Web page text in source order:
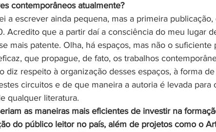
contemporâneos atualmente?
a escrever ainda pequena, mas a primeira
Acredito que a partir daí a consciência do meu lugar
mais patente. Olha, há espaços, mas não o
que propague, de fato, os trabalhos
diz respeito à organização desses espaços, à forma
circuitos e de que maneira a autoria é levada para
qualquer literatura.
as maneiras mais eficientes de investir na
do público leitor no país, além de projetos como o